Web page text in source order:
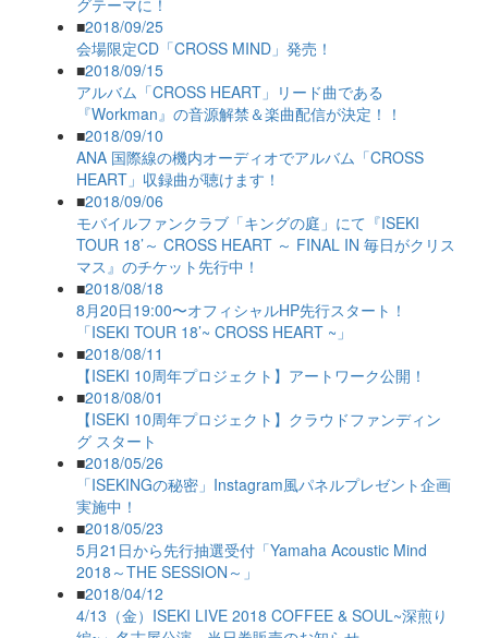
グテーマに！
■2018/09/25
会場限定CD「CROSS MIND」発売！
■2018/09/15
アルバム「CROSS HEART」リード曲である
『Workman』の音源解禁＆楽曲配信が決定！！
■2018/09/10
ANA 国際線の機内オーディオでアルバム「CROSS
HEART」収録曲が聴けます！
■2018/09/06
モバイルファンクラブ「キングの庭」にて『ISEKI
TOUR 18’～ CROSS HEART ～ FINAL IN 毎日がクリス
マス』のチケット先行中！
■2018/08/18
8月20日19:00〜オフィシャルHP先行スタート！
「ISEKI TOUR 18’~ CROSS HEART ~」
■2018/08/11
【ISEKI 10周年プロジェクト】アートワーク公開！
■2018/08/01
【ISEKI 10周年プロジェクト】クラウドファンディン
グ スタート
■2018/05/26
「ISEKINGの秘密」Instagram風パネルプレゼント企画
実施中！
■2018/05/23
5月21日から先行抽選受付「Yamaha Acoustic Mind
2018～THE SESSION～」
■2018/04/12
4/13（金）ISEKI LIVE 2018 COFFEE & SOUL~深煎り